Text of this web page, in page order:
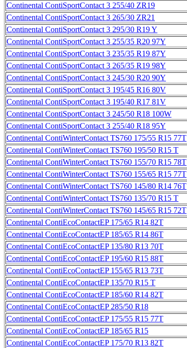
Continental ContiSportContact 3 255/40 ZR19
Continental ContiSportContact 3 265/30 ZR21
Continental ContiSportContact 3 295/30 R19 Y
Continental ContiSportContact 3 255/35 R20 97Y
Continental ContiSportContact 3 235/35 R19 87Y
Continental ContiSportContact 3 265/35 R19 98Y
Continental ContiSportContact 3 245/30 R20 90Y
Continental ContiSportContact 3 195/45 R16 80V
Continental ContiSportContact 3 195/40 R17 81V
Continental ContiSportContact 3 245/50 R18 100W
Continental ContiSportContact 3 255/40 R18 95Y
Continental ContiWinterContact TS760 175/55 R15 77T
Continental ContiWinterContact TS760 195/50 R15 T
Continental ContiWinterContact TS760 155/70 R15 78T
Continental ContiWinterContact TS760 155/65 R15 77T
Continental ContiWinterContact TS760 145/80 R14 76T
Continental ContiWinterContact TS760 135/70 R15 T
Continental ContiWinterContact TS760 145/65 R15 72T
Continental ContiEcoContactEP 175/65 R14 82T
Continental ContiEcoContactEP 185/65 R14 86T
Continental ContiEcoContactEP 135/80 R13 70T
Continental ContiEcoContactEP 195/60 R15 88T
Continental ContiEcoContactEP 155/65 R13 73T
Continental ContiEcoContactEP 135/70 R15 T
Continental ContiEcoContactEP 185/60 R14 82T
Continental ContiEcoContactEP 285/50 R18
Continental ContiEcoContactEP 175/55 R15 77T
Continental ContiEcoContactEP 185/65 R15
Continental ContiEcoContactEP 175/70 R13 82T